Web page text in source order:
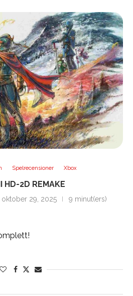
Spelrecensioner Xbox
HD-2D REMAKE
oktober 29, 2025
9 minut(ers)